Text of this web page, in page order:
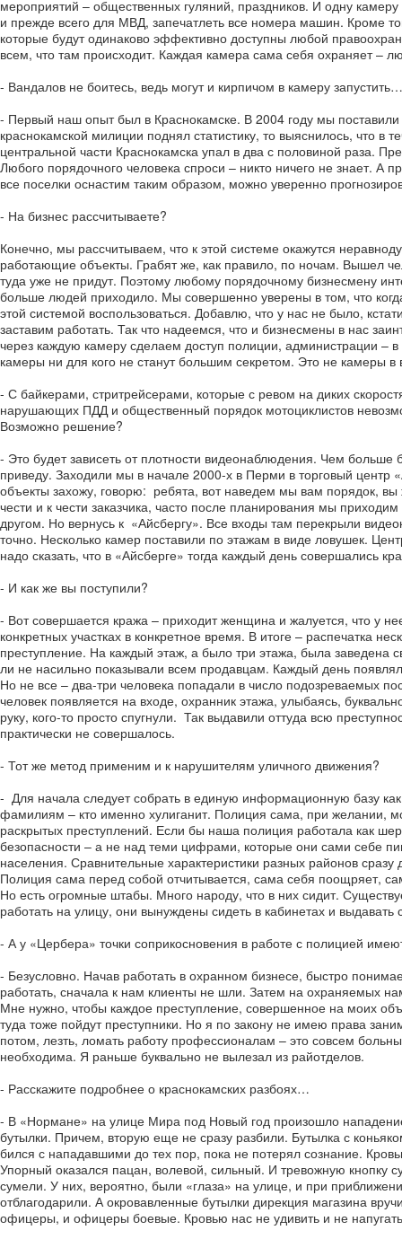
мероприятий – общественных гуляний, праздников. И одну
и прежде всего для МВД, запечатлеть все номера машин. Кроме
которые будут одинаково эффективно доступны любой
всем, что там происходит. Каждая камера сама себя охраняет –
- Вандалов не боитесь, ведь могут и кирпичом в камеру запустить…
- Первый наш опыт был в Краснокамске. В 2004 году мы поставили
краснокамской милиции поднял статистику, то выяснилось, что в
центральной части Краснокамска упал в два с половиной раза.
Любого порядочного человека спроси – никто ничего не знает. А
все поселки оснастим таким образом, можно уверенно
- На бизнес рассчитываете?
Конечно, мы рассчитываем, что к этой системе окажутся
работающие объекты. Грабят же, как правило, по ночам. Вышел
туда уже не придут. Поэтому любому порядочному бизнесмену
больше людей приходило. Мы совершенно уверены в том, что
этой системой воспользоваться. Добавлю, что у нас не было,
заставим работать. Так что надеемся, что и бизнесмены в нас
через каждую камеру сделаем доступ полиции, администрации –
камеры ни для кого не станут большим секретом. Это не камеры
- С байкерами, стритрейсерами, которые с ревом на диких
нарушающих ПДД и общественный порядок мотоциклистов
Возможно решение?
- Это будет зависеть от плотности видеонаблюдения. Чем
приведу. Заходили мы в начале 2000-х в Перми в торговый центр
объекты захожу, говорю: ребята, вот наведем мы вам порядок, вы
чести и к чести заказчика, часто после планирования мы
другом. Но вернусь к «Айсбергу». Все входы там перекрыли
точно. Несколько камер поставили по этажам в виде ловушек.
надо сказать, что в «Айсберге» тогда каждый день совершались
- И как же вы поступили?
- Вот совершается кража – приходит женщина и жалуется, что у
конкретных участках в конкретное время. В итоге – распечатка
преступление. На каждый этаж, а было три этажа, была
ли не насильно показывали всем продавцам. Каждый день
Но не все – два-три человека попадали в число подозреваемых
человек появляется на входе, охранник этажа, улыбаясь,
руку, кого-то просто спугнули. Так выдавили оттуда всю
практически не совершалось.
- Тот же метод применим и к нарушителям уличного движения?
- Для начала следует собрать в единую информационную базу
фамилиям – кто именно хулиганит. Полиция сама, при желании,
раскрытых преступлений. Если бы наша полиция работала как
безопасности – а не над теми цифрами, которые они сами себе
населения. Сравнительные характеристики разных районов
Полиция сама перед собой отчитывается, сама себя поощряет,
Но есть огромные штабы. Много народу, что в них сидит.
работать на улицу, они вынуждены сидеть в кабинетах и выдавать
- А у «Цербера» точки соприкосновения в работе с полицией
- Безусловно. Начав работать в охранном бизнесе, быстро
работать, сначала к нам клиенты не шли. Затем на охраняемых
Мне нужно, чтобы каждое преступление, совершенное на моих
туда тоже пойдут преступники. Но я по закону не имею права
потом, лезть, ломать работу профессионалам – это совсем
необходима. Я раньше буквально не вылезал из райотделов.
- Расскажите подробнее о краснокамских разбоях…
- В «Нормане» на улице Мира под Новый год произошло
бутылки. Причем, вторую еще не сразу разбили. Бутылка с
бился с нападавшими до тех пор, пока не потерял сознание.
Упорный оказался пацан, волевой, сильный. И тревожную кнопку
сумели. У них, вероятно, были «глаза» на улице, и при
отблагодарили. А окровавленные бутылки дирекция магазина
офицеры, и офицеры боевые. Кровью нас не удивить и не